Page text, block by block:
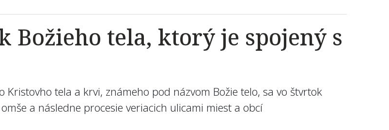
Božieho tela, ktorý je spojený s
tela a krvi, známeho pod názvom Božie telo, sa vo štvrtok
a následne procesie veriacich ulicami miest a obcí